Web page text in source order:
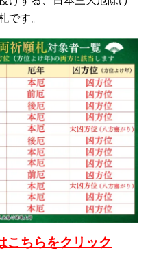
です。
こちらをクリック